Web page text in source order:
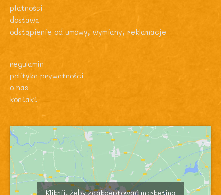
płatności
dostawa
odstąpienie od umowy, wymiany, reklamacje
regulamin
polityka prywatności
o nas
kontakt
Kliknij, żeby zaakceptować marketing